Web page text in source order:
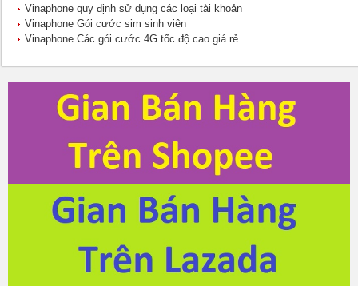
Vinaphone quy định sử dụng các loại tài khoản
Vinaphone Gói cước sim sinh viên
Vinaphone Các gói cước 4G tốc độ cao giá rẻ